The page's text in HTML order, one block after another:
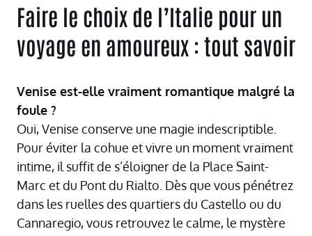
Faire le choix de l’Italie pour un
voyage en amoureux : tout savoir
Venise est-elle vraiment romantique malgré la
foule ?
Oui, Venise conserve une magie indescriptible.
Pour éviter la cohue et vivre un moment vraiment
intime, il suffit de s’éloigner de la Place Saint-
Marc et du Pont du Rialto. Dès que vous pénétrez
dans les ruelles des quartiers du Castello ou du
Cannaregio, vous retrouvez le calme, le mystère